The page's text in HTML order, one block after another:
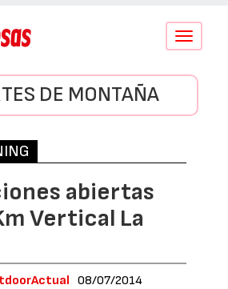
Conmutar
DE MONTAÑA
abiertas
Vertical La
08/07/2014